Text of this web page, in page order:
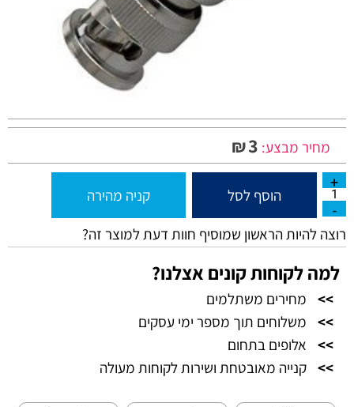
מחיר מבצע: ₪3
הוסף לסל קניה מהירה
רוצה להיות הראשון שמוסיף חוות דעת למוצר זה?
למה לקוחות קונים אצלנו?
>>
מחירים משתלמים
>>
משלוחים תוך מספר ימי עסקים
>>
אלופים בתחום
>> קנייה מאובטחת ושירות לקוחות מעולה